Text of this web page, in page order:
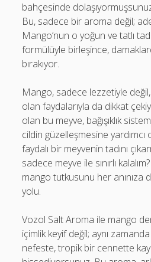
bahçesinde
Bu, sadece bir aroma değil;
Mango’nun o yoğun ve tatlı
formülüyle birleşince,
bırakıyor.
Mango, sadece lezzetiyle değil,
olan faydalarıyla da dikkat
olan bu meyve, bağışıklık
cildin güzelleşmesine
faydalı bir meyvenin tadını
sadece meyve ile sınırlı
mango tutkusunu her anınıza
yolu.
Vozol Salt Aroma ile mango
içimlik keyif değil; aynı
nefeste, tropik bir cennette